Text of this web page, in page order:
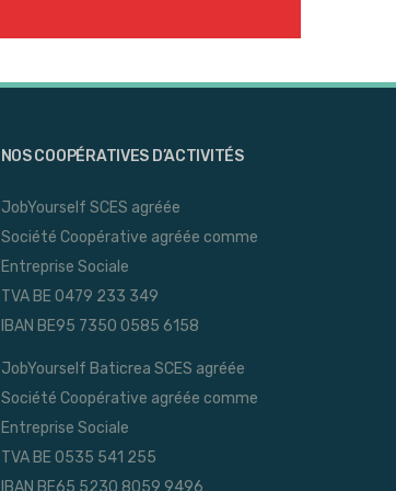
NOS COOPÉRATIVES D’ACTIVITÉS
JobYourself SCES agréée
Société Coopérative agréée comme
Entreprise Sociale
TVA BE 0479 233 349
IBAN BE95 7350 0585 6158
JobYourself Baticrea SCES agréée
Société Coopérative agréée comme
Entreprise Sociale
TVA BE 0535 541 255
IBAN BE65 5230 8059 9496